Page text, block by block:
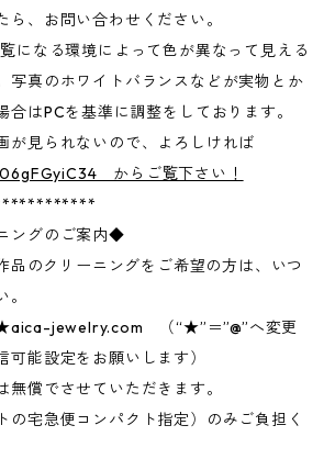
ら、お問い合わせください。
になる環境によって色が異なって見える
写真のホワイトバランスなどが実物とか
合はPCを基準に調整をしております。
が見られないので、よろしければ
からご覧下さい！
ングのご案内◆
品のクリーニングをご希望の方は、いつ
jewelry.com （“★”＝”@”へ変更
可能設定をお願いします）
無償でさせていただきます。
宅急便コンパクト指定）のみご負担く